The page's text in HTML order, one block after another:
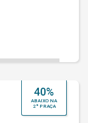
40%
ABAIXO NA
2ª PRAÇA